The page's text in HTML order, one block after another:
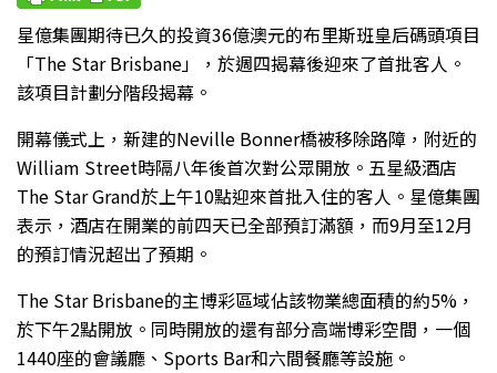
星億集團期待已久的投資36億澳元的布里斯班皇后碼頭項目
「The Star Brisbane」，於週四揭幕後迎來了首批客人。
該項目計劃分階段揭幕。
開幕儀式上，新建的Neville Bonner橋被移除路障，附近的
William Street時隔八年後首次對公眾開放。五星級酒店
The Star Grand於上午10點迎來首批入住的客人。星億集團
表示，酒店在開業的前四天已全部預訂滿額，而9月至12月
的預訂情況超出了預期。
The Star Brisbane的主博彩區域佔該物業總面積的約5%，
於下午2點開放。同時開放的還有部分高端博彩空間，一個
1440座的會議廳、Sports Bar和六間餐廳等設施。